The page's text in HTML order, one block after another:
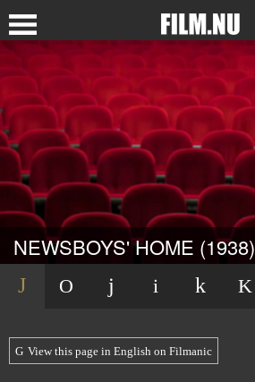
NEWSBOYS' HOME (1938)
View this page in English on Filmanic